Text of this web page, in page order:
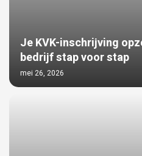
Je KVK-inschrijving
bedrijf stap voor stap
mei 26, 2026